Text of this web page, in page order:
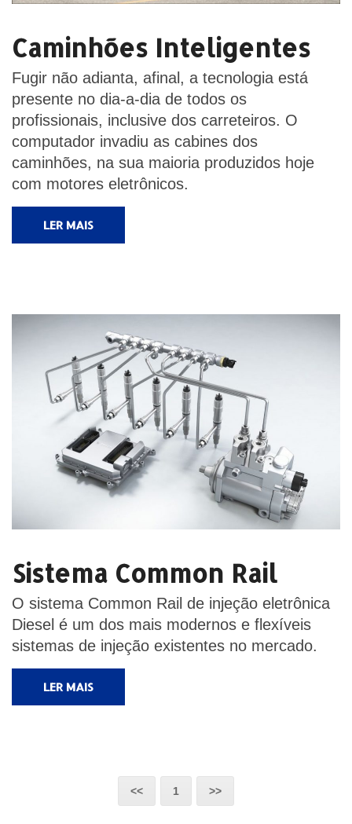
Caminhões Inteligentes
​Fugir não adianta, afinal, a tecnologia está
presente no dia-a-dia de todos os
profissionais, inclusive dos carreteiros. O
computador invadiu as cabines dos
caminhões, na sua maioria produzidos hoje
com motores eletrônicos.
LER MAIS
Sistema Common Rail
O sistema Common Rail de injeção eletrônica
Diesel é um dos mais modernos e flexíveis
sistemas de injeção existentes no mercado.
LER MAIS
<< 1 >>